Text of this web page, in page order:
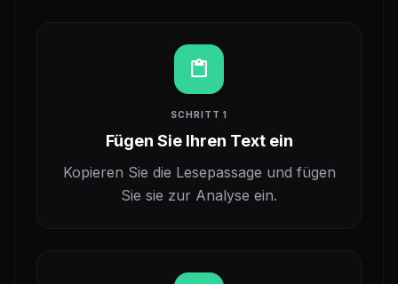
content_paste
SCHRITT 1
Fügen Sie Ihren Text ein
Kopieren Sie die Lesepassage und fügen
Sie sie zur Analyse ein.